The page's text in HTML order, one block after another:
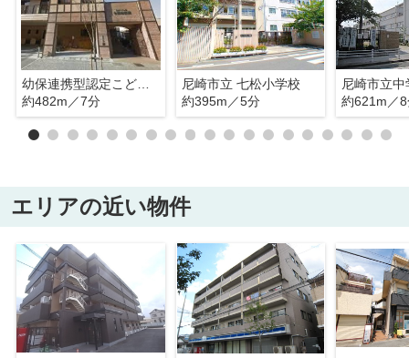
幼保連携型認定こども園七松幼稚園
約482m／7分
尼崎市立 七松小学校
約395m／5分
約621m／
エリアの近い物件